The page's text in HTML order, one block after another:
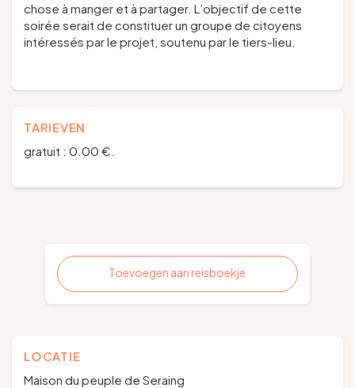
chose à manger et à partager. L’objectif de cette
soirée serait de constituer un groupe de citoyens
intéressés par le projet, soutenu par le tiers-lieu.
TARIEVEN
gratuit : 0.00 €.
Toevoegen aan reisboekje
LOCATIE
Maison du peuple de Seraing